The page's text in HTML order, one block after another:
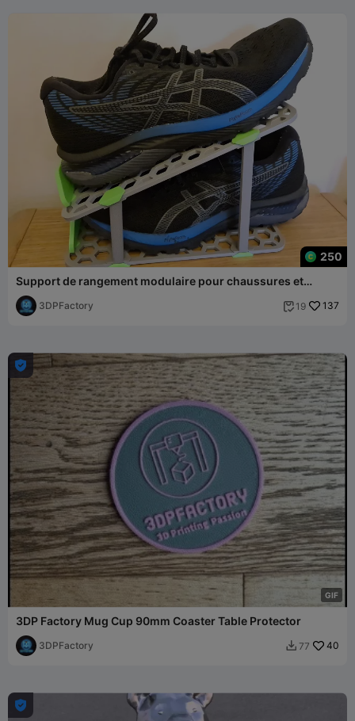
250
Support de rangement modulaire pour chaussures et
baskets, gain de place, impression facile
3DPFactory  19 137
GIF

3DP Factory Mug Cup 90mm Coaster Table Protector
3DPFactory  77 40
